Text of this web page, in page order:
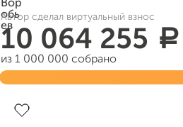
Автор сделал виртуальный взнос
10 064 255 a
из 1 000 000 собрано